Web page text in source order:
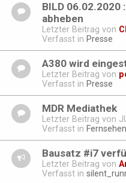
BILD 06.02.2020
abheben
Letzter Beitrag von
Verfasst in Presse
A380 wird
Letzter Beitrag von
Verfasst in Presse
MDR Mediathek
Letzter Beitrag von
Verfasst in Fernsehen
Bausatz #i7
Letzter Beitrag von
Verfasst in